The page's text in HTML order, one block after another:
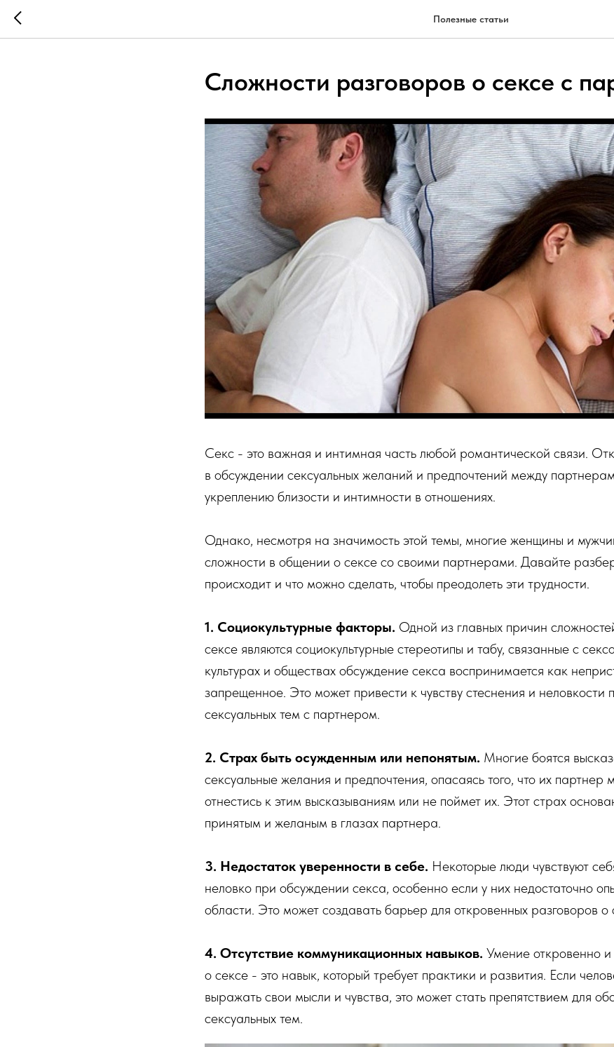
Полезные статьи
Сложности разговоров о сексе с
Секс - это важная и интимная часть любой романтической связи.
в обсуждении сексуальных желаний и предпочтений между
укреплению близости и интимности в отношениях.
Однако, несмотря на значимость этой темы, многие женщины и
сложности в общении о сексе со своими партнерами. Давайте
происходит и что можно сделать, чтобы преодолеть эти трудности.
1. Социокультурные факторы. Одной из главных причин
сексе являются социокультурные стереотипы и табу, связанные с
культурах и обществах обсуждение секса воспринимается как
запрещенное. Это может привести к чувству стеснения и неловкости
сексуальных тем с партнером.
2. Страх быть осужденным или непонятым. Многие боятся
сексуальные желания и предпочтения, опасаясь того, что их партнер
отнестись к этим высказываниям или не поймет их. Этот страх
принятым и желаным в глазах партнера.
3. Недостаток уверенности в себе. Некоторые люди чувствуют
неловко при обсуждении секса, особенно если у них недостаточно
области. Это может создавать барьер для откровенных разговоров
4. Отсутствие коммуникационных навыков. Умение откровенно и
о сексе - это навык, который требует практики и развития. Если
выражать свои мысли и чувства, это может стать препятствием для
сексуальных тем.